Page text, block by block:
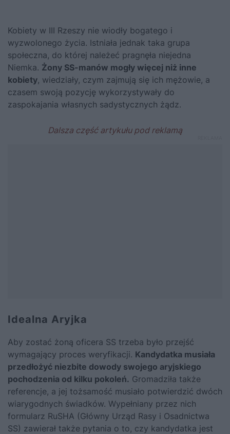
Kobiety w III Rzeszy nie wiodły bogatego i
wyzwolonego życia. Istniała jednak taka grupa
społeczna, do której należeć pragnęła niejedna
Niemka. Żony SS-manów mogły więcej niż inne
kobiety, wiedziały, czym zajmują się ich mężowie, a
czasem swoją pozycję wykorzystywały do
zaspokajania własnych sadystycznych żądz.
Idealna Aryjka
Aby zostać żoną oficera SS trzeba było przejść
wymagający proces weryfikacji. Kandydatka musiała
przedłożyć niezbite dowody swojego aryjskiego
pochodzenia od kilku pokoleń. Gromadziła także
referencje, a jej tożsamość musiało potwierdzić dwóch
wiarygodnych świadków. Wypełniany przez nich
formularz RuSHA (Główny Urząd Rasy i Osadnictwa
SS) zawierał także pytania o to, czy kandydatka jest